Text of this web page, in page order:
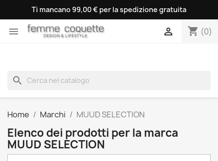
Ti mancano 99,00 € per la spedizione gratuita
 shopping_cart (0)

search
Home Marchi MUUD SELECTION
Elenco dei prodotti per la marca
MUUD SELECTION